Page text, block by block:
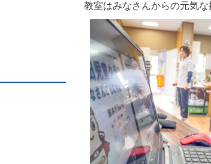
教室はみなさんからの元気な